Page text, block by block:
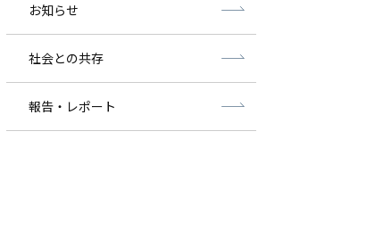
お知らせ
社会との共存
報告・レポート